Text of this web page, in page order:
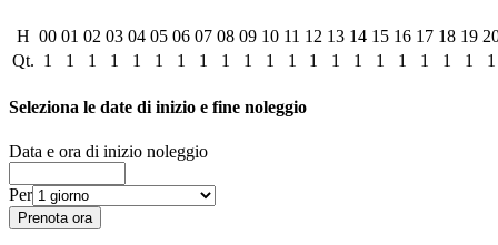
H 00 01 02 03 04 05 06 07 08 09 10 11 12 13 14 15 16 17 18 19
Qt. 1 1 1 1 1 1 1 1 1 1 1 1 1 1 1 1 1 1 1 1 1
Seleziona le date di inizio e fine noleggio
Data e ora di inizio noleggio
Per